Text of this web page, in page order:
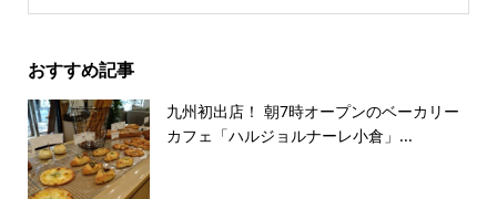
おすすめ記事
九州初出店！ 朝7時オープンのベーカリー
カフェ「ハルジョルナーレ小倉」...